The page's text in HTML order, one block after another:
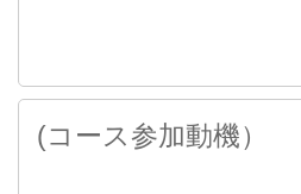
(コース参加動機）